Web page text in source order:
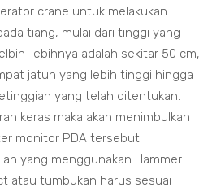
crane untuk melakukan
tiang, mulai dari tinggi yang
lebihnya adalah sekitar 50 cm,
jatuh yang lebih tinggi hingga
yang telah ditentukan.
keras maka akan menimbulkan
monitor PDA tersebut.
yang menggunakan Hammer
atau tumbukan harus sesuai